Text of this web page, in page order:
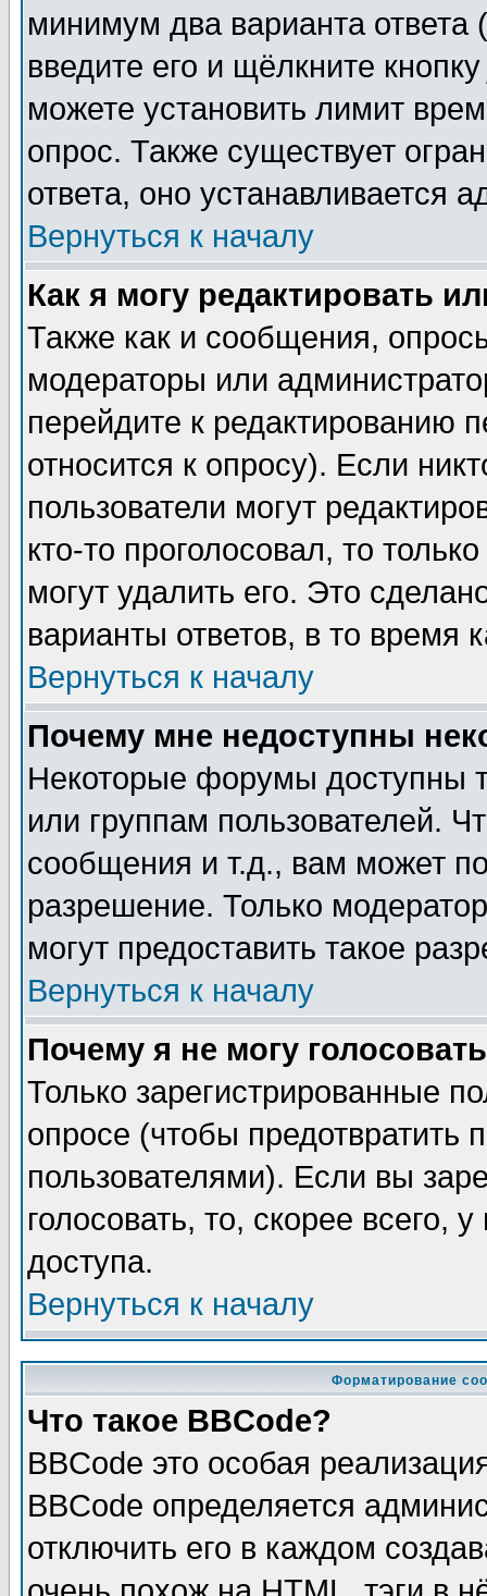
минимум два варианта ответа
введите его и щёлкните
можете установить лимит
опрос. Также существует
ответа, оно устанавливается
Вернуться к началу
Как я могу редактировать
Также как и сообщения,
модераторы или
перейдите к редактированию
относится к опросу). Если
пользователи могут
кто-то проголосовал, то
могут удалить его. Это
варианты ответов, в то время
Вернуться к началу
Почему мне недоступны
Некоторые форумы доступны
или группам пользователей.
сообщения и т.д., вам может
разрешение. Только
могут предоставить такое
Вернуться к началу
Почему я не могу
Только зарегистрированные
опросе (чтобы предотвратить
пользователями). Если вы
голосовать, то, скорее всего,
доступа.
Вернуться к началу
Форматирование
Что такое BBCode?
BBCode это особая
BBCode определяется
отключить его в каждом